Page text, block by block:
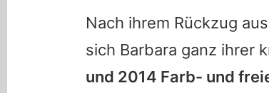
Nach ihrem Rückzug
sich Barbara ganz ihrer
und 2014 Farb- und